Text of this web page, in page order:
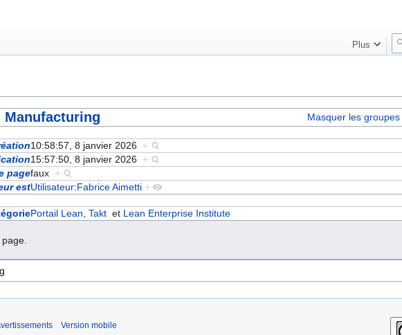
Manufacturing Masquer les groupes
10:58:57, 8 janvier 2026 +
15:57:50, 8 janvier 2026 +
pagefaux +
estUtilisateur:Fabrice Aimetti +
Portail Lean,Takt et Lean Enterprise Institute
Plus
R
e
e
r
c
h
e
r
Version mobile